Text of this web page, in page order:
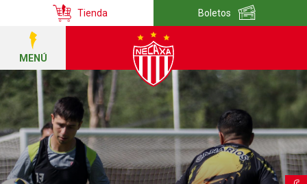
Tienda Boletos
MENÚ